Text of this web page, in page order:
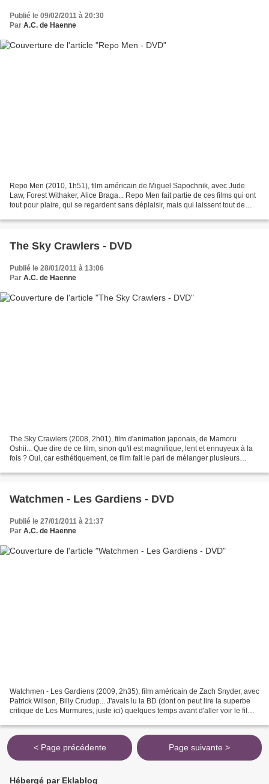
Publié le 09/02/2011 à 20:30
Par A.C. de Haenne
Repo Men (2010, 1h51), film américain de Miguel Sapochnik, avec Jude
Law, Forest Withaker, Alice Braga... Repo Men fait partie de ces films qui ont
tout pour plaire, qui se regardent sans déplaisir, mais qui laissent tout de
The Sky Crawlers - DVD
Publié le 28/01/2011 à 13:06
Par A.C. de Haenne
The Sky Crawlers (2008, 2h01), film d'animation japonais, de Mamoru
Oshii... Que dire de ce film, sinon qu'il est magnifique, lent et ennuyeux à la
fois ? Oui, car esthétiquement, ce film fait le pari de mélanger plusieurs
Watchmen - Les Gardiens - DVD
Publié le 27/01/2011 à 21:37
Par A.C. de Haenne
Watchmen - Les Gardiens (2009, 2h35), film américain de Zach Snyder, avec
Patrick Wilson, Billy Crudup... J'avais lu la BD (dont on peut lire la superbe
critique de Les Murmures, juste ici) quelques temps avant d'aller voir le film
< Page précédente Page suivante >
Hébergé par Eklablog